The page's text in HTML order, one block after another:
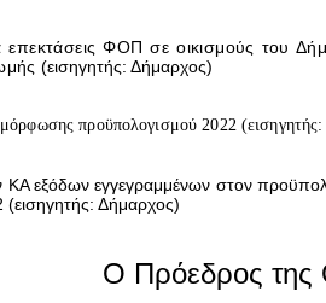
ΦΟΠ σε οικισμούς του
(εισηγητής: Δήμαρχος)
προϋπολογισμού 2022 (εισηγ
ΚΑ εξόδων εγγεγραμμένων στον
(εισηγητής: Δήμαρχος)
Ο Πρόεδρος της